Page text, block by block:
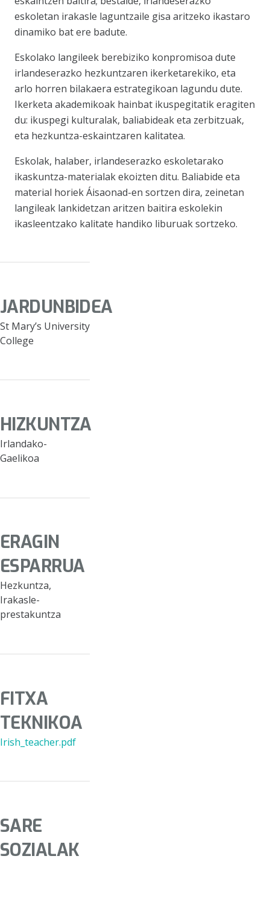
eskoletan irakasle laguntzaile gisa aritzeko ikastaro
dinamiko bat ere badute.
Eskolako langileek berebiziko konpromisoa dute
irlandeserazko hezkuntzaren ikerketarekiko, eta
arlo horren bilakaera estrategikoan lagundu dute.
Ikerketa akademikoak hainbat ikuspegitatik eragiten
du: ikuspegi kulturalak, baliabideak eta zerbitzuak,
eta hezkuntza-eskaintzaren kalitatea.
Eskolak, halaber, irlandeserazko eskoletarako
ikaskuntza-materialak ekoizten ditu. Baliabide eta
material horiek Áisaonad-en sortzen dira, zeinetan
langileak lankidetzan aritzen baitira eskolekin
ikasleentzako kalitate handiko liburuak sortzeko.
JARDUNBIDEA
St Mary’s University
College
HIZKUNTZA
Irlandako-
Gaelikoa
ERAGIN
ESPARRUA
Hezkuntza,
Irakasle-
prestakuntza
FITXA
TEKNIKOA
Irish_teacher.pdf
SARE
SOZIALAK